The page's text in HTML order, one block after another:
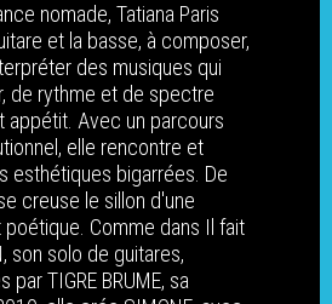
nomade, Tatiana Paris
et la basse, à composer,
des musiques qui
de rythme et de spectre
appétit. Avec un parcours
elle rencontre et
esthétiques bigarrées. De
creuse le sillon d'une
Comme dans Il fait
son solo de guitares,
TIGRE BRUME, sa
LE RÉSEAU